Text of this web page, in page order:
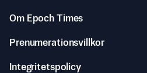
Om Epoch Times
Prenumerationsvillkor
Integritetspolicy